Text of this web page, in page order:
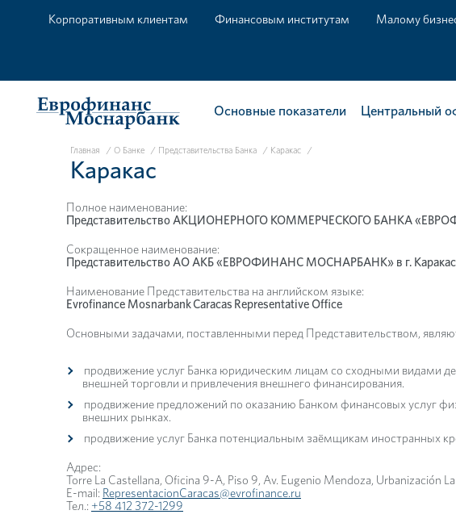
Корпоративным клиентам Финансовым институтам Малому
Основные показатели Центральный
Главная / О Банке / Представительства Банка / Каракас /
Каракас
Полное наименование:
Представительство АКЦИОНЕРНОГО КОММЕРЧЕСКОГО БАНКА
Сокращенное наименование:
Представительство АО АКБ «ЕВРОФИНАНС МОСНАРБАНК» в г.
Наименование Представительства на английском языке:
Evrofinance Mosnarbank Caracas Representative Office
Основными задачами, поставленными перед Представительством,
продвижение услуг Банка юридическим лицам со сходными видами
внешней торговли и привлечения внешнего финансирования.
продвижение предложений по оказанию Банком финансовых услуг
внешних рынках.
продвижение услуг Банка потенциальным заёмщикам иностранных
Адрес:
Torre La Castellana, Oficina 9-A, Piso 9, Av. Eugenio Mendoza, Urbanización
E-mail: RepresentacionCaracas@evrofinance.ru
Тел.: +58 412 372-1299